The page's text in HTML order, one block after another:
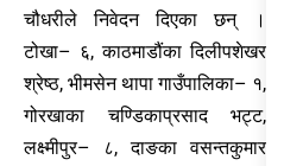
चौधरीले निवेदन दिएका छन् ।
टोखा– ६, काठमाडौंका दिलीपशेखर
श्रेष्ठ, भीमसेन थापा गाउँपालिका– १,
गोरखाका चण्डिकाप्रसाद भट्ट,
लक्ष्मीपुर– ८, दाङका वसन्तकुमार